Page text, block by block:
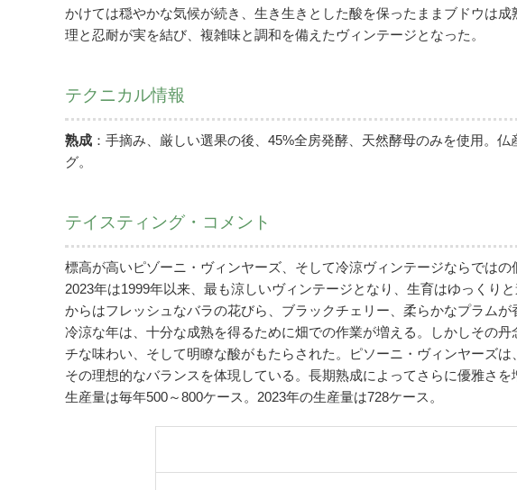
かけては穏やかな気候が続き、生き生きとした酸を保ったままブドウは
理と忍耐が実を結び、複雑味と調和を備えたヴィンテージとなった。
テクニカル情報
熟成 ：手摘み、厳しい選果の後、45%全房発酵、天然酵母のみを使用。
グ。
テイスティング・コメント
標高が高いピゾーニ・ヴィンヤーズ、そして冷涼ヴィンテージならではの
2023年は1999年以来、最も涼しいヴィンテージとなり、生育はゆっくり
からはフレッシュなバラの花びら、ブラックチェリー、柔らかなプラム
冷涼な年は、十分な成熟を得るために畑での作業が増える。しかしその
チな味わい、そして明瞭な酸がもたらされた。ピソーニ・ヴィンヤーズ
その理想的なバランスを体現している。長期熟成によってさらに優雅さを
生産量は毎年500～800ケース。2023年の生産量は728ケース。